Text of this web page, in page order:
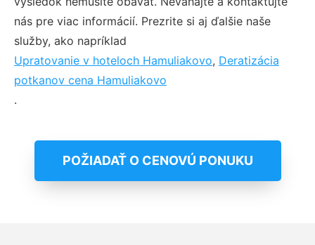
nás pre viac informácií. Prezrite si aj ďalšie naše
služby, ako napríklad
Upratovanie v hoteloch Hamuliakovo, Deratizácia
potkanov cena Hamuliakovo
.
POŽIADAŤ O CENOVÚ PONUKU